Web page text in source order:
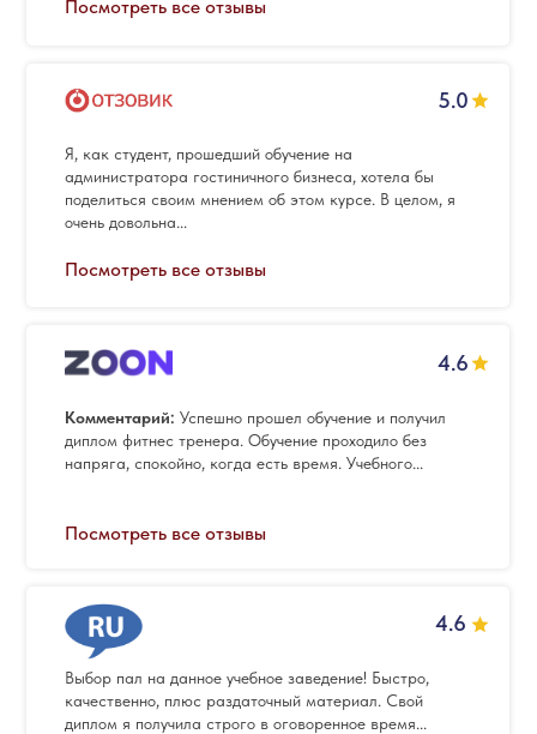
Посмотреть все отзывы
Я, как студент, прошедший обучение на
администратора гостиничного бизнеса, хотела бы
поделиться своим мнением об этом курсе. В целом, я
очень довольна...
Посмотреть все отзывы
Комментарий: Успешно прошел обучение и получил
диплом фитнес тренера. Обучение проходило без
напряга, спокойно, когда есть время. Учебного...
Посмотреть все отзывы
Выбор пал на данное учебное заведение! Быстро,
качественно, плюс раздаточный материал. Свой
диплом я получила строго в оговоренное время...
5.0
4.6
4.6